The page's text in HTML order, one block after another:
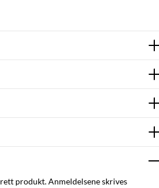
produkt. Anmeldelsene skrives